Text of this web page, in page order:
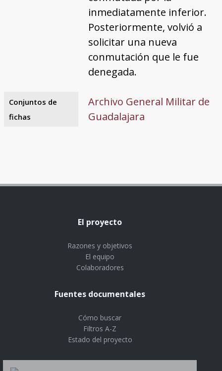
inmediatamente inferior.
Posteriormente, volvió a
solicitar una nueva
conmutación que le fue
denegada.
Conjuntos de
fichas
Archivo General Militar de
Guadalajara
El proyecto
Razones y objetivos
El equipo
Colaboradores
Fuentes documentales
Cómo buscar
Filtros A-Z
Estado del proyecto